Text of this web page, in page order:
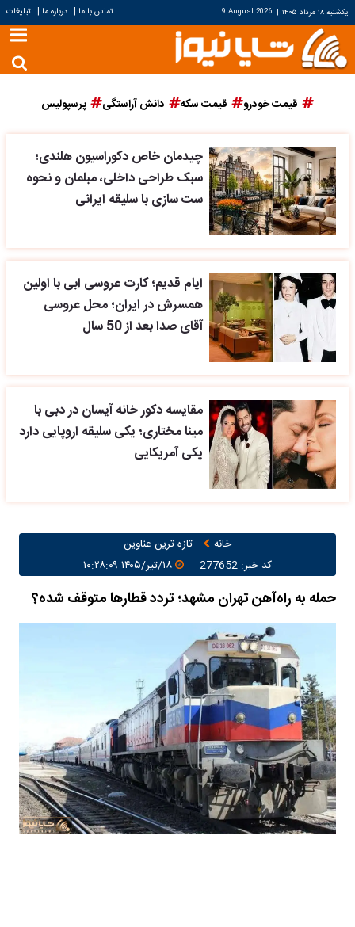
یکشنبه ۱۸ مرداد ۱۴۰۵ |
9 August 2026 تماس با ما | درباره ما | تبلیغات
قیمت خودرو قیمت سکه دانش آراستگی پرسپولیس
چیدمان خاص دکوراسیون هلندی؛
سبک طراحی داخلی، مبلمان و نحوه
ست سازی با سلیقه ایرانی
ایام قدیم؛ کارت عروسی ابی با اولین
همسرش در ایران؛ محل عروسی
آقای صدا بعد از 50 سال
مقایسه دکور خانه آیسان در دبی با
مینا مختاری؛ یکی سلیقه اروپایی دارد
یکی آمریکایی
خانه
تازه ترین عناوین
کد خبر: 277652
۱۸/تیر/۱۴۰۵ ۱۰:۲۸:۰۹
حمله به راه‌آهن تهران مشهد؛ تردد قطارها متوقف شده؟